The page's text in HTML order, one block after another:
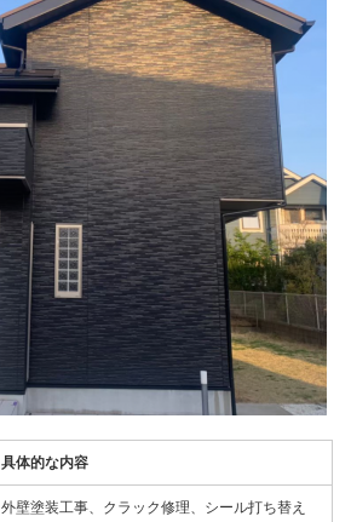
具体的な内容
外壁塗装工事、クラック修理、シール打ち替え